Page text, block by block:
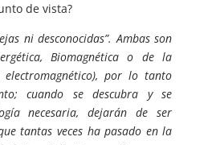
de vista?
ni desconocidas”. Ambas son
Biomagnética o de la
por lo tanto
cuando se descubra y se
necesaria, dejarán de ser
tantas veces ha pasado en la